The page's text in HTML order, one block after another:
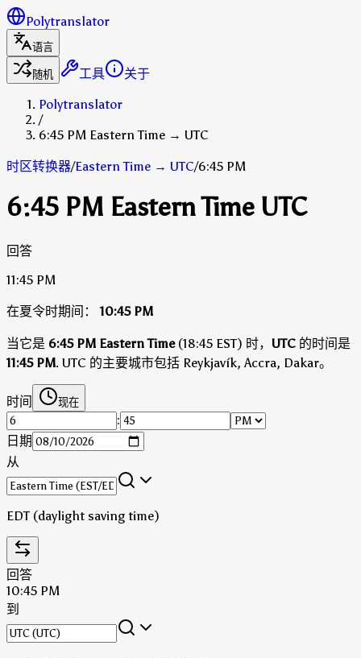
Polytranslator
语言
随机
工具
关于
Polytranslator
/
6:45 PM Eastern Time → UTC
时区转换器/Eastern Time → UTC/6:45 PM
6:45 PM Eastern Time UTC
回答
11:45 PM
在夏令时期间： 10:45 PM
当它是 6:45 PM Eastern Time(18:45 EST) 时， UTC 的时间是
11:45 PM. UTC 的主要城市包括 Reykjavík, Accra, Dakar。
时间 现在
:
日期
从
EDT (daylight saving time)
回答
10:45 PM
到